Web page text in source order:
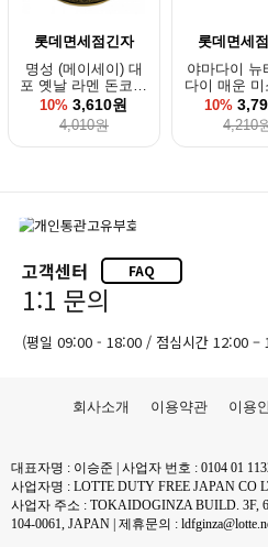
롯데면세점긴자
명성 (메이세이) 대
포 옛날 라멘 돈코츠
컵라면
10% 3,610원
4,010원
롯데면세
야마다이 뉴
다이 매운 미
10%
4,210
고객센터 FAQ
1:1 문의
(평일 09:00 - 18:00 / 점심시간 12:00 –
회사소개 이용약관 이용
대표자명 : 이승준 | 사업자 번호 : 0104 01
사업자명 : LOTTE DUTY FREE JAPAN CO
사업자 주소 : TOKAIDOGINZA BUILD. 3F,
104-0061, JAPAN | 제휴문의 :